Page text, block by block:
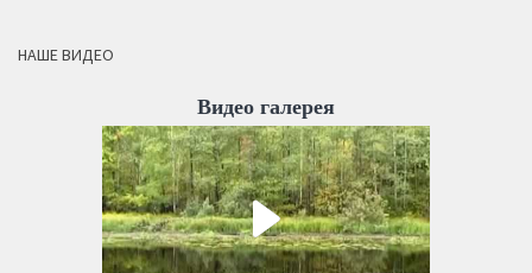
НАШЕ ВИДЕО
Видео галерея